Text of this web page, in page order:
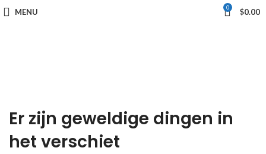
MENU 0 $0.00
Er zijn geweldige dingen in
het verschiet